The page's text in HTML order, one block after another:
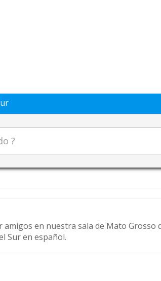
amigos en nuestra sala de Mato
Sur en español.